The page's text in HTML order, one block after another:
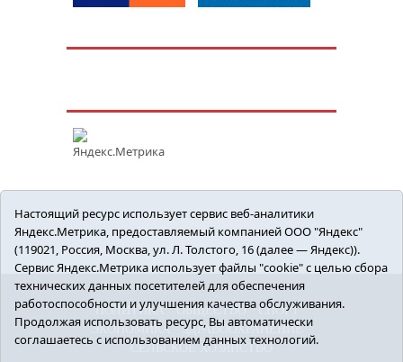
ПОЛИТИКА ОБЩЕСТВО
СПОРТ
ЭКОНОМИКА
ЗДРАВООХРАНЕНИЕ
СЕЛЬСКОЕ ХОЗЯЙСТВО
Настоящий ресурс использует сервис веб-аналитики
Яндекс.Метрика, предоставляемый компанией ООО "Яндекс"
(119021, Россия, Москва, ул. Л. Толстого, 16 (далее — Яндекс)).
Сервис Яндекс.Метрика использует файлы "cookie" с целью сбора
технических данных посетителей для обеспечения
работоспособности и улучшения качества обслуживания.
Продолжая использовать ресурс, Вы автоматически
соглашаетесь с использованием данных технологий.